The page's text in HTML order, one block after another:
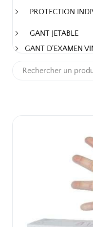
PROTECTION
GANT JETABLE
GANT D'EXAMEN